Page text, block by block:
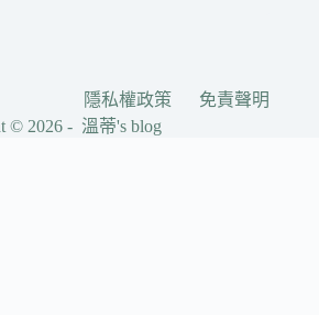
隱私權政策
免責聲明
© 2026 - 溫蒂's blog